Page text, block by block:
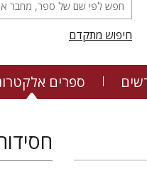
חיפוש מתקדם
ספרים